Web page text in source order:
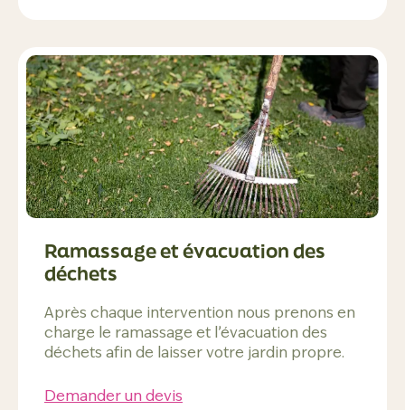
Ramassage et évacuation des
déchets
Après chaque intervention nous prenons en
charge le ramassage et l’évacuation des
déchets afin de laisser votre jardin propre.
Demander un devis